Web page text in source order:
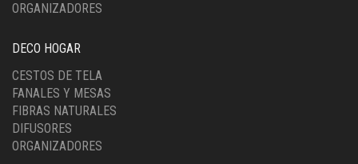
ORGANIZADORES
DECO HOGAR
CESTOS DE TELA
FANALES Y MESAS
FIBRAS NATURALES
DIFUSORES
ORGANIZADORES